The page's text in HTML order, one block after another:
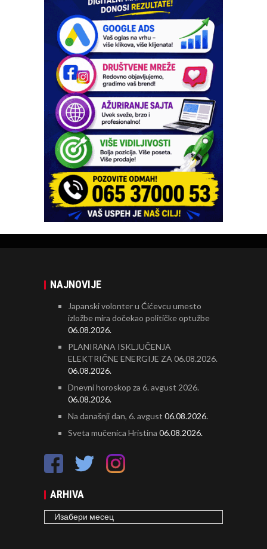
NAJNOVIJE
Japanski volonter u Ćićevcu umesto
izložbe mira dočekao političke optužbe
06.08.2026.
PLANIRANA ISKLJUČENJA
ELEKTRIČNE ENERGIJE ZA 06.08.2026.
06.08.2026.
Dnevni horoskop za 6. avgust 2026.
06.08.2026.
Na današnji dan, 6. avgust 06.08.2026.
Sveta mučenica Hristina 06.08.2026.
ARHIVA
ARHIVA